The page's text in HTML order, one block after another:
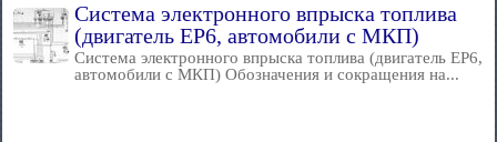
Система электронного впрыска топлива
(двигатель EP6, автомобили с МКП)
Система электронного впрыска топлива (двигатель EP6,
автомобили с МКП) Обозначения и сокращения на...